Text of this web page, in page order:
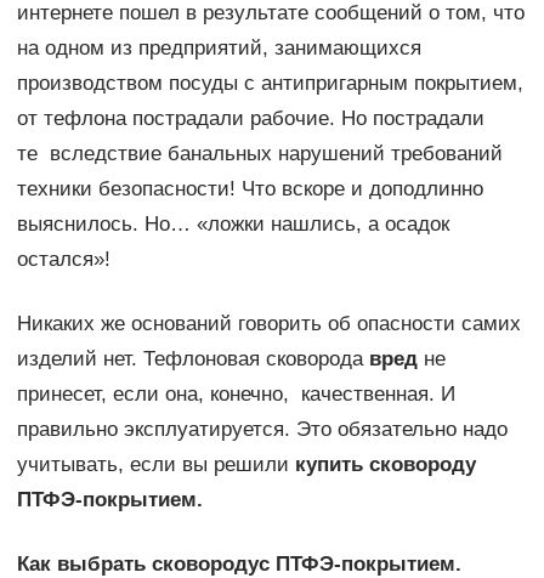
интернете пошел в результате сообщений о том, что
на одном из предприятий, занимающихся
производством посуды с антипригарным покрытием,
от тефлона пострадали рабочие. Но пострадали
те вследствие банальных нарушений требований
техники безопасности! Что вскоре и доподлинно
выяснилось. Но… «ложки нашлись, а осадок
остался»!
Никаких же оснований говорить об опасности самих
изделий нет. Тефлоновая сковорода вредне
принесет, если она, конечно, качественная. И
правильно эксплуатируется. Это обязательно надо
учитывать, если вы решили купить сковороду
ПТФЭ-покрытием.
Как выбрать сковородус ПТФЭ-покрытием.